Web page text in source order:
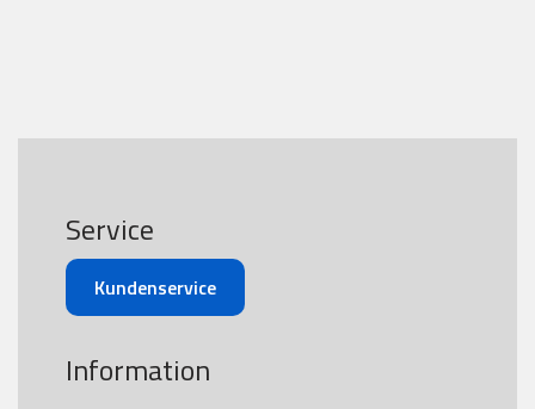
Service
Kundenservice
Information